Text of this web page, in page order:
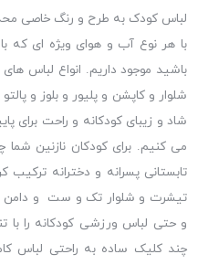
لباس کودک به طرح و رنگ خاصی
با هر نوع آب و هوای ویژه ای
باشید موجود داریم. انواع لباس
شلوار و کاپشن و پلیور و بلوز و
شاد و زیبای کودکانه و راحت برای
می کنیم. برای کودکان نازنین شما
تابستانی پسرانه و دخترانه
تیشرت و شلوار تک و ست و دامن
و حتی لباس ورزشی کودکانه را با
چند کلیک ساده به راحتی لباس